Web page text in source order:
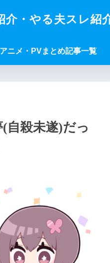
・やる夫スレ紹
アニメ・PVまとめ記事一覧
(自殺未遂)だっ